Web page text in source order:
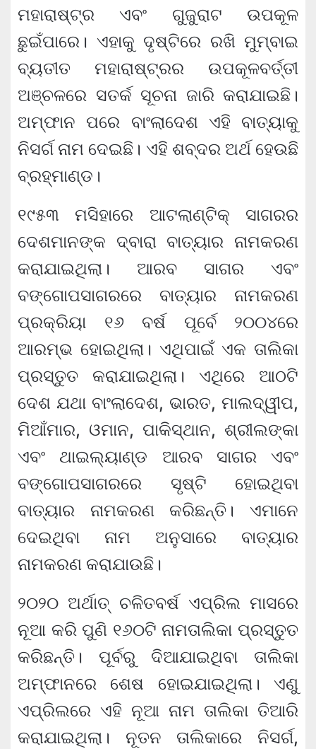
ମହାରାଷ୍ଟ୍ର ଏବଂ ଗୁଜୁରାଟ ଉପକୂଳ
ଛୁଇଁପାରେ। ଏହାକୁ ଦୃଷ୍ଟିରେ ରଖି ମୁମ୍ବାଇ
ବ୍ୟତୀତ ମହାରାଷ୍ଟ୍ରର ଉପକୂଳବର୍ତ୍ତୀ
ଅଞ୍ଚଳରେ ସତର୍କ ସୂଚନା ଜାରି କରାଯାଇଛି।
ଅମ୍ଫାନ ପରେ ବାଂଲାଦେଶ ଏହି ବାତ୍ୟାକୁ
ନିସର୍ଗ ନାମ ଦେଇଛି। ଏହି ଶବ୍ଦର ଅର୍ଥ ହେଉଛି
ବ୍ରହ୍ମାଣ୍ଡ।
୧୯୫୩ ମସିହାରେ ଆଟଲାଣ୍ଟିକ୍ ସାଗରର
ଦେଶମାନଙ୍କ ଦ୍ବାରା ବାତ୍ୟାର ନାମକରଣ
କରାଯାଇଥିଲା। ଆରବ ସାଗର ଏବଂ
ବଙ୍ଗୋପସାଗରରେ ବାତ୍ୟାର ନାମକରଣ
ପ୍ରକ୍ରିୟା ୧୬ ବର୍ଷ ପୂର୍ବେ ୨୦୦୪ରେ
ଆରମ୍ଭ ହୋଇଥିଲା। ଏଥିପାଇଁ ଏକ ତାଲିକା
ପ୍ରସ୍ତୁତ କରାଯାଇଥିଲା। ଏଥିରେ ଆଠଟି
ଦେଶ ଯଥା ବାଂଲାଦେଶ, ଭାରତ, ମାଲଦ୍ୱୀପ,
ମିଆଁମାର, ଓମାନ, ପାକିସ୍ଥାନ, ଶ୍ରୀଲଙ୍କା
ଏବଂ ଥାଇଲ୍ୟାଣ୍ଡ ଆରବ ସାଗର ଏବଂ
ବଙ୍ଗୋପସାଗରରେ ସୃଷ୍ଟି ହୋଇଥିବା
ବାତ୍ୟାର ନାମକରଣ କରିଛନ୍ତି। ଏମାନେ
ଦେଇଥିବା ନାମ ଅନୁସାରେ ବାତ୍ୟାର
ନାମକରଣ କରାଯାଉଛି।
୨୦୨୦ ଅର୍ଥାତ୍ ଚଳିତବର୍ଷ ଏପ୍ରିଲ ମାସରେ
ନୂଆ କରି ପୁଣି ୧୬୦ଟି ନାମତାଲିକା ପ୍ରସ୍ତୁତ
କରିଛନ୍ତି। ପୂର୍ବରୁ ଦିଆଯାଇଥିବା ତାଲିକା
ଅମ୍ଫାନରେ ଶେଷ ହୋଇଯାଇଥିଲା। ଏଣୁ
ଏପ୍ରିଲରେ ଏହି ନୂଆ ନାମ ତାଲିକା ତିଆରି
କରାଯାଇଥିଲା। ନୂତନ ତାଲିକାରେ ନିସର୍ଗ,